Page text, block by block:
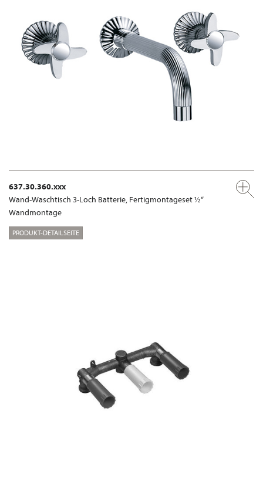
637.30.360.xxx
Wand-Waschtisch 3-Loch Batterie, Fertigmontageset ½“
Wandmontage
PRODUKT-DETAILSEITE